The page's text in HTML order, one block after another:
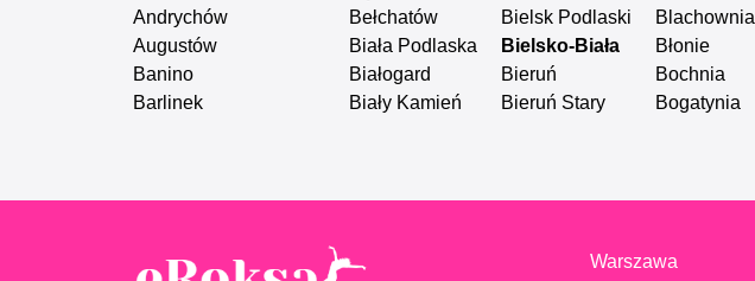
Andrychów
Augustów
Banino
Barlinek
Bełchatów
Biała Podlaska
Białogard
Biały Kamień
Bielsk Podlaski
Bielsko-Biała
Bieruń
Bieruń Stary
Blachownia
Błonie
Bochnia
Bogatynia
Warszawa